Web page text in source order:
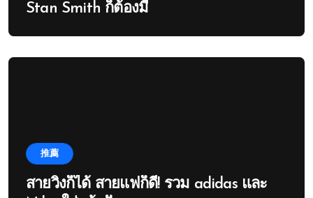
Stan Smith ก็ต้องมี
推薦
สายวิ่งก็ได้ สายแฟก็ดี! รวม adidas และ